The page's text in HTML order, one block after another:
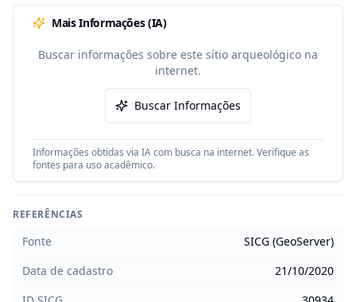
Mais Informações (IA)
Buscar informações sobre este sítio arqueológico na
internet.
Buscar Informações
Informações obtidas via IA com busca na internet. Verifique as
fontes para uso acadêmico.
REFERÊNCIAS
Fonte
SICG (GeoServer)
Data de cadastro
21/10/2020